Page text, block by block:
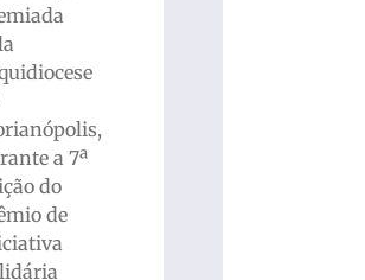
a 7ª
do
de